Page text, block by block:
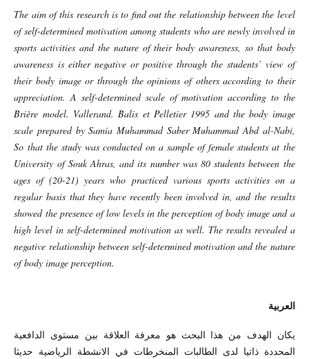
The aim of this research is to find out the relationship between the level
of self-determined motivation among students who are newly involved in
sports activities and the nature of their body awareness, so that body
awareness is either negative or positive through the students’ view of
their body image or through the opinions of others according to their
appreciation. A self-determined scale of motivation according to the
Brière model. Vallerand. Balis et Pelletier 1995 and the body image
scale prepared by Samia Muhammad Saber Muhammad Abd al-Nabi,
So that the study was conducted on a sample of female students at the
University of Souk Ahras, and its number was 80 students between the
ages of (20-21) years who practiced various sports activities on a
regular basis that they have recently been involved in, and the results
showed the presence of low levels in the perception of body image and a
high level in self-determined motivation as well. The results revealed a
negative relationship between self-determined motivation and the nature
of body image perception.
العربية
يكان الهدف من هذا البحث هو معرفة العلاقة بين مستوى الدافعية
المحددة ذاتيا لدى الطالبات المنخرطات في الانشطة الرياضية حديثا